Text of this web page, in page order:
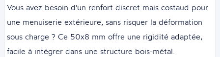
Vous avez besoin d'un renfort discret mais costaud pour
une menuiserie extérieure, sans risquer la déformation
sous charge ? Ce 50x8 mm offre une rigidité adaptée,
facile à intégrer dans une structure bois-métal.